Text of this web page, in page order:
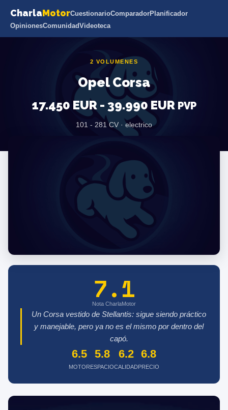
CharlaMotorCuestionarioComparadorPlanificador
OpinionesComunidadVideoteca
2 VOLUMENES
Opel Corsa
17.450 EUR - 39.990 EUR PVP
101 - 281 CV · electrico
7.1
Nota CharlaMotor
Un Corsa vestido de Stellantis: sigue siendo práctico
y manejable, pero ya no es el mismo por dentro del
capó.
6.5
MOTOR
5.8
ESPACIO
6.2
CALIDAD
6.8
PRECIO